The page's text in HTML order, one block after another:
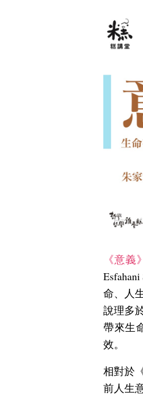
《意義》
命、人
說理多
帶來生
效。
相對於
前人生